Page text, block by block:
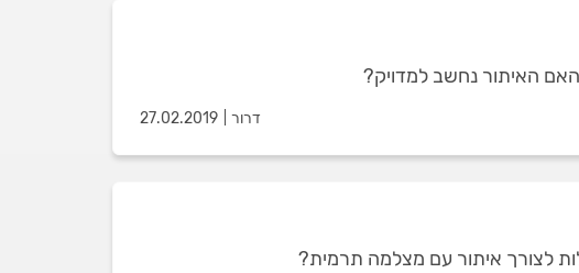
האיתור נחשב למדויק?
דרור 27.02.2019
לצורך איתור עם מצלמה תרמית?